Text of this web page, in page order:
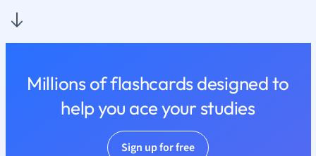
Millions of flashcards designed to
help you ace your studies
Sign up for free